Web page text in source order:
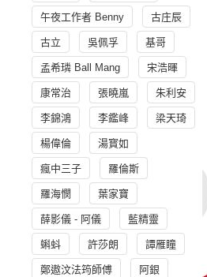
午夜工作者 Benny 古庄辰
古立 吳佩孚 基哥
孟希璘 Ball Mang 宋浩暉
康常治 張曉嵐 朱利安
李錦鴻 李鑑峰 梁天琦
楊偉倫 湯寳如
瘋中三子 羅倫斯
羅海憫 葉家寶
薛影儀 - 阿儀 藍精靈
蝌蚪 許莎朗 譚雁瞳
鄭遨汶法筠師傅 阿銀